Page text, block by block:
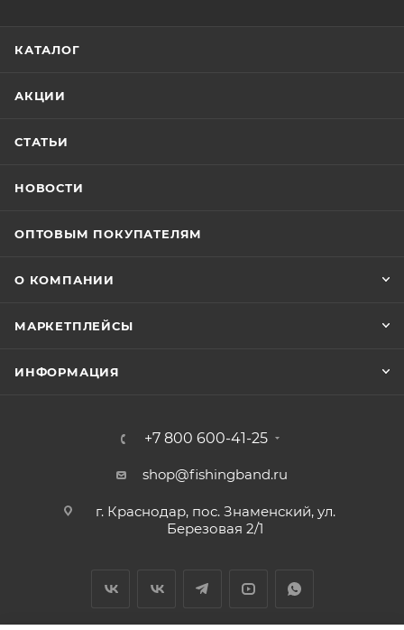
КАТАЛОГ
АКЦИИ
СТАТЬИ
НОВОСТИ
ОПТОВЫМ ПОКУПАТЕЛЯМ
О КОМПАНИИ
МАРКЕТПЛЕЙСЫ
ИНФОРМАЦИЯ
+7 800 600-41-25
shop@fishingband.ru
г. Краснодар, пос. Знаменский, ул.
Березовая 2/1